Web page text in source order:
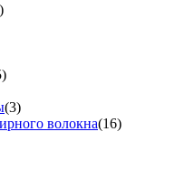
(3)
волокна(16)